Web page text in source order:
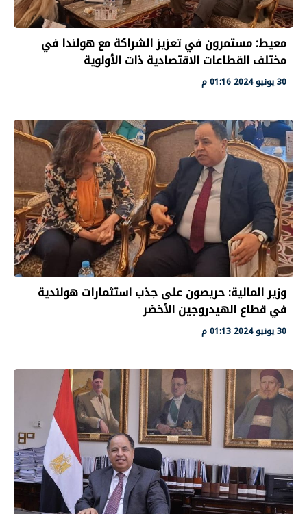
معيط: مستمرون في تعزيز الشراكة مع هولندا في
مختلف القطاعات الاقتصادية ذات الأولوية
30 يونيو 2024 01:16 م
وزير المالية: حريصون على جذب استثمارات هولندية
في قطاع الهيدروجين الأخضر
30 يونيو 2024 01:13 م